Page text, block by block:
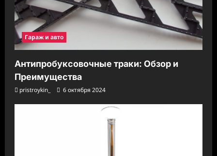
Гараж и авто
Антипробуксовочные траки: Обзор и
Преимущества
pristroykin_ 6 октября 2024